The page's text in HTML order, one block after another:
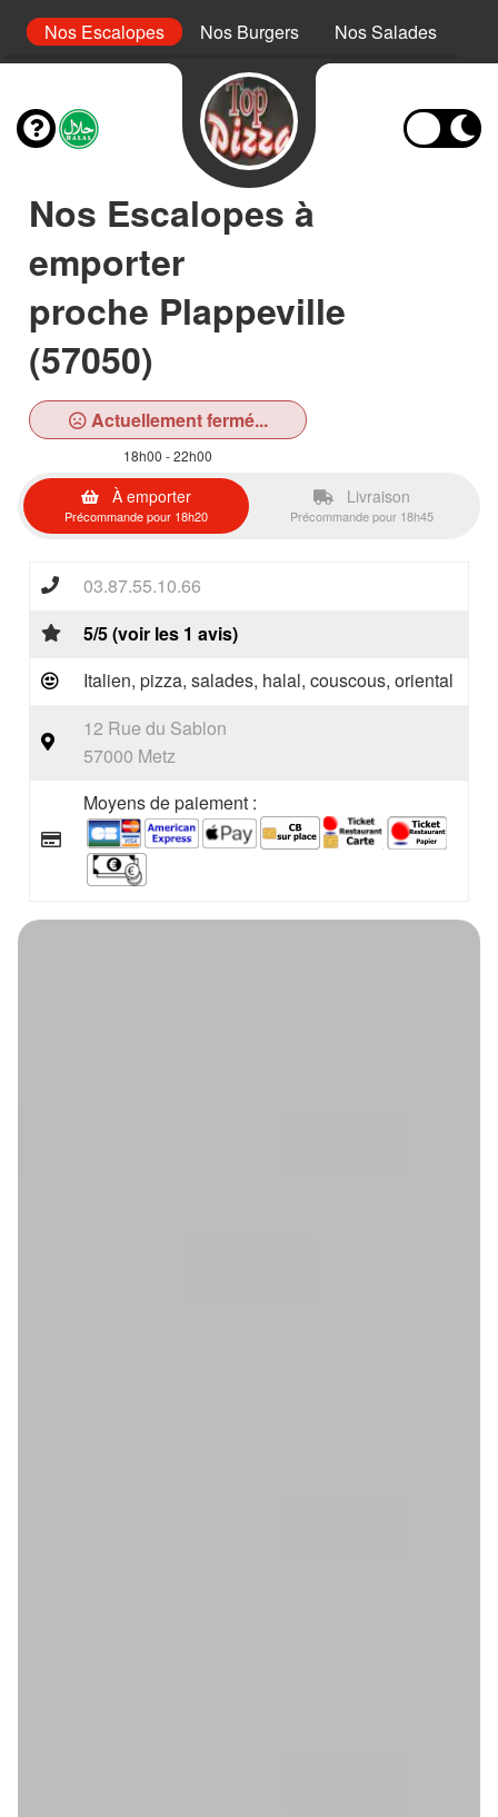
Nos Escalopes Nos Burgers Nos Salades
Nos Escalopes à
emporter
proche Plappeville
(57050)
Actuellement fermé...
18h00 - 22h00
À emporter
Précommande pour 18h20
Livraison
Précommande pour 18h45
03.87.55.10.66
5/5 (voir les 1 avis)
Italien, pizza, salades, halal, couscous, oriental
12 Rue du Sablon
57000 Metz
Moyens de paiement :